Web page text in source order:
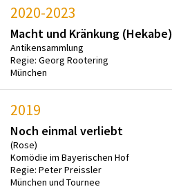
2020-2023
Macht und Kränkung (Hekabe)
Antikensammlung
Regie: Georg Rootering
München
2019
Noch einmal verliebt
(Rose)
Komödie im Bayerischen Hof
Regie: Peter Preissler
München und Tournee